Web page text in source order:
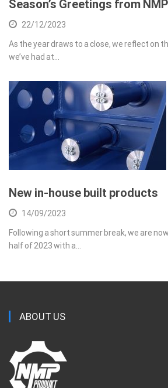
Season’s Greetings from
22/12/2023
As the year draws to a close, we reflect on
we’ve had at…
New in-house built products
14/09/2023
Following a short summer break, we are
half of 2023 with a…
ABOUT US